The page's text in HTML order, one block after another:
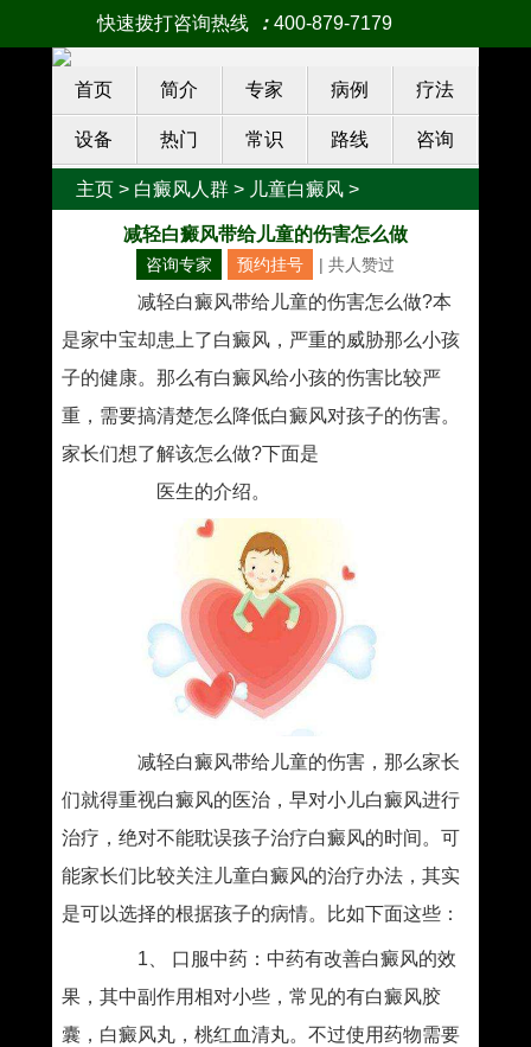
快速拨打咨询热线 ： 400-879-7179
首页 简介 专家 病例 疗法
设备 热门 常识 路线 咨询
主页 > 白癜风人群 > 儿童白癜风 >
减轻白癜风带给儿童的伤害怎么做
咨询专家 预约挂号 | 共人赞过
减轻白癜风带给儿童的伤害怎么做?本
是家中宝却患上了白癜风，严重的威胁那么小孩
子的健康。那么有白癜风给小孩的伤害比较严
重，需要搞清楚怎么降低白癜风对孩子的伤害。
家长们想了解该怎么做?下面是
医生的介绍。
减轻白癜风带给儿童的伤害，那么家长
们就得重视白癜风的医治，早对小儿白癜风进行
治疗，绝对不能耽误孩子治疗白癜风的时间。可
能家长们比较关注儿童白癜风的治疗办法，其实
是可以选择的根据孩子的病情。比如下面这些：
1、 口服中药：中药有改善白癜风的效
果，其中副作用相对小些，常见的有白癜风胶
囊，白癜风丸，桃红血清丸。不过使用药物需要